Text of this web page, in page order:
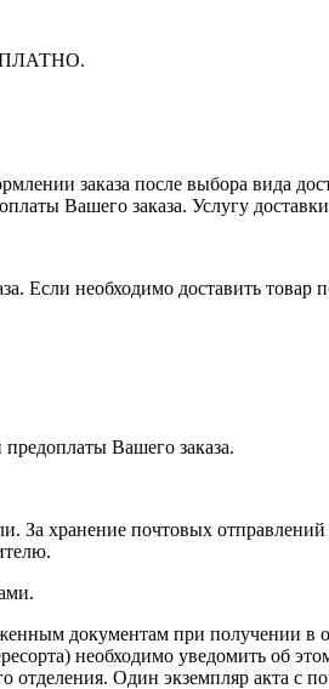
заказа после выбора вида
Вашего заказа. Услугу
Если необходимо доставить
Вашего заказа.
За хранение почтовых
документам при получении
необходимо уведомить об
отделения. Один экземпляр акта с